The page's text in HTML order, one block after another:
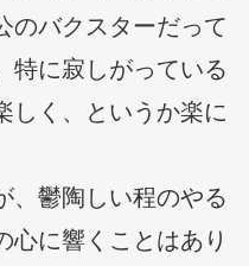
のバクスターだって
特に寂しがっている
しく、というか楽に
、鬱陶しい程のやる
心に響くことはあり